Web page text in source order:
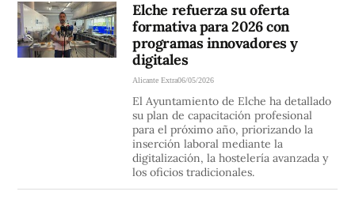
Elche refuerza su oferta
formativa para 2026 con
programas innovadores y
digitales
Alicante Extra06/05/2026
El Ayuntamiento de Elche ha detallado
su plan de capacitación profesional
para el próximo año, priorizando la
inserción laboral mediante la
digitalización, la hostelería avanzada y
los oficios tradicionales.